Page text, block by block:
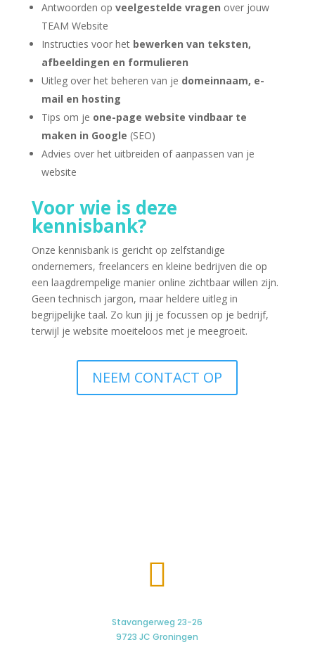
Antwoorden op veelgestelde vragen over jouw
TEAM Website
Instructies voor het bewerken van teksten,
afbeeldingen en formulieren
Uitleg over het beheren van je domeinnaam, e-
mail en hosting
Tips om je one-page website vindbaar te
maken in Google (SEO)
Advies over het uitbreiden of aanpassen van je
website
Voor wie is deze
kennisbank?
Onze kennisbank is gericht op zelfstandige
ondernemers, freelancers en kleine bedrijven die op
een laagdrempelige manier online zichtbaar willen zijn.
Geen technisch jargon, maar heldere uitleg in
begrijpelijke taal. Zo kun jij je focussen op je bedrijf,
terwijl je website moeiteloos met je meegroeit.
NEEM CONTACT OP

Stavangerweg 23-26
9723 JC Groningen